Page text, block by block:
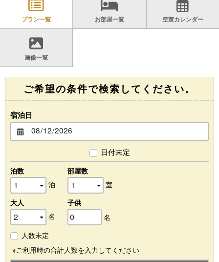
プラン一覧 お部屋一覧 空室カレンダー
画像一覧
ご希望の条件で検索してください。
宿泊日
日付未定
泊数
泊
部屋数
室
大人
名
子供
名
人数未定
※ご利用時の合計人数を入力してください